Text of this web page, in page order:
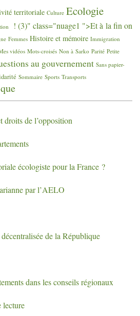
territoriale Culture Ecologie
! (3)" class="nuage1 ">Et à la fin on
Femmes Histoire et mémoire Immigration
vidéos Mots-croisés Non à Sarko Parité Petite
au gouvernement Sans papier-
Sommaire Sports Transports
droits de l’opposition
écologiste pour la France ?
par l’AELO
de la République
dans les conseils régionaux
lecture